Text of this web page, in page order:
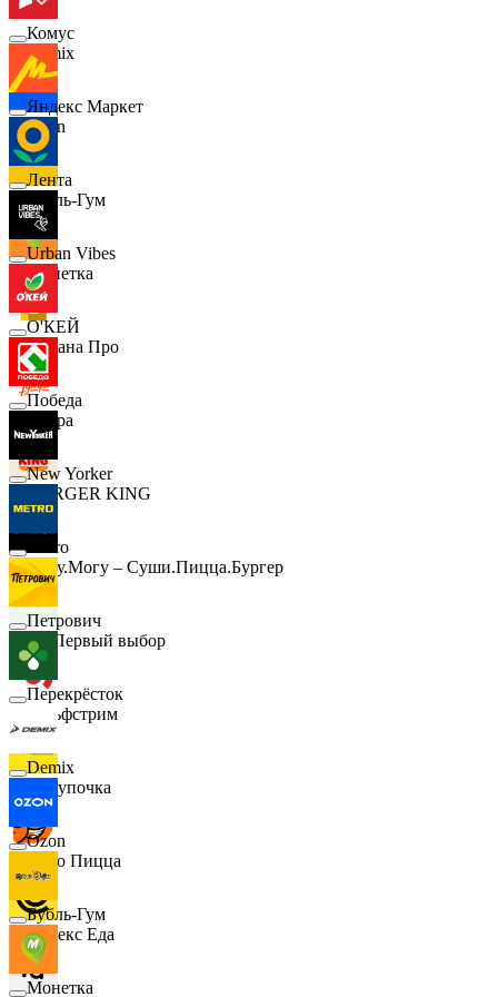
Demix
Ozon
Бубль-Гум
Монетка
Лемана Про
7 утра
BURGER KING
Хочу.Могу – Суши.Пицца.Бургер
B1 Первый выбор
Гольфстрим
Покупочка
Додо Пицца
Яндекс Еда
Комус
Яндекс Маркет
Лента
Urban Vibes
О'КЕЙ
Победа
New Yorker
Metro
Петрович
Перекрёсток
Demix
Ozon
Бубль-Гум
Монетка